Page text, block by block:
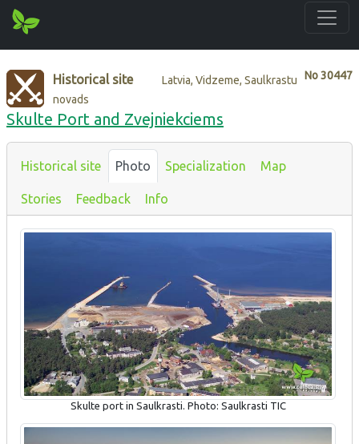
No30447
Historical site
Latvia, Vidzeme, Saulkrastu
novads
Skulte Port and Zvejniekciems
Historical site Photo Specialization Map
Stories Feedback Info
Skulte port in Saulkrasti. Photo: Saulkrasti TIC